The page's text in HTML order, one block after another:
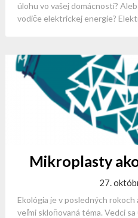
úlohu vo vašej domácnosti?
vodiče elektrickej energie?
Mikroplasty
27.
Ekológia je v posledných rokoch
veľmi skloňovaná téma. Vedci sa